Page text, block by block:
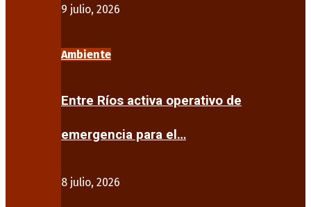
9 julio, 2026
Ambiente
Entre Ríos activa operativo de
emergencia para el…
8 julio, 2026